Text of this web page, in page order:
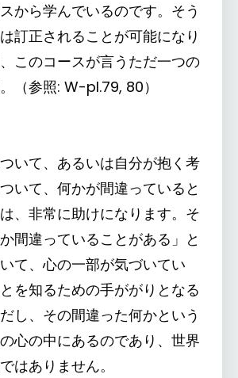
から学んでいるのです。そう
訂正されることが可能になり
このコースが言うただ一つの
（参照: W-pI.79, 80）
いて、あるいは自分が抱く考
いて、何かが間違っていると
、非常に助けになります。そ
間違っていることがある」と
て、心の一部が気づいてい
を知るための手ががりとなる
し、その間違った何かという
心の中にあるのであり、世界
はありません。